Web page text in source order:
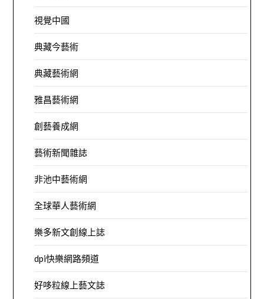
視覺中國
典藏今藝術
典藏藝術網
雅昌藝術網
創藝養成網
藝術新聞雜誌
非池中藝術網
全球華人藝術網
樂多新文創線上誌
dpi快樂網路頻道
好哆粒線上藝文誌